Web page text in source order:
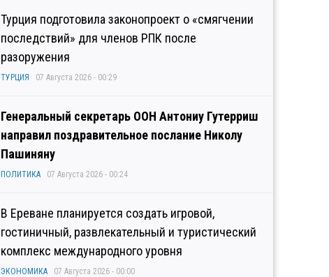
Турция подготовила законопроект о «смягчении
последствий» для членов РПК после
разоружения
ТУРЦИЯ 07 Августа 2026 - 00:29
Генеральный секретарь ООН Антониу Гутерриш
направил поздравительное послание Николу
Пашиняну
ПОЛИТИКА 07 Августа 2026 - 00:24
В Ереване планируется создать игровой,
гостиничный, развлекательный и туристический
комплекс международного уровня
ЭКОНОМИКА 07 Августа 2026 - 00:00